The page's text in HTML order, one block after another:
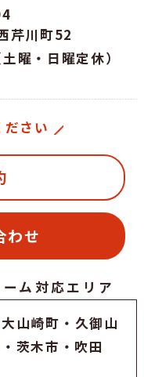
芹川町52
曜・日曜定休）
さい
わせ
ム対応エリア
大山崎町・久御山
茨木市・吹田